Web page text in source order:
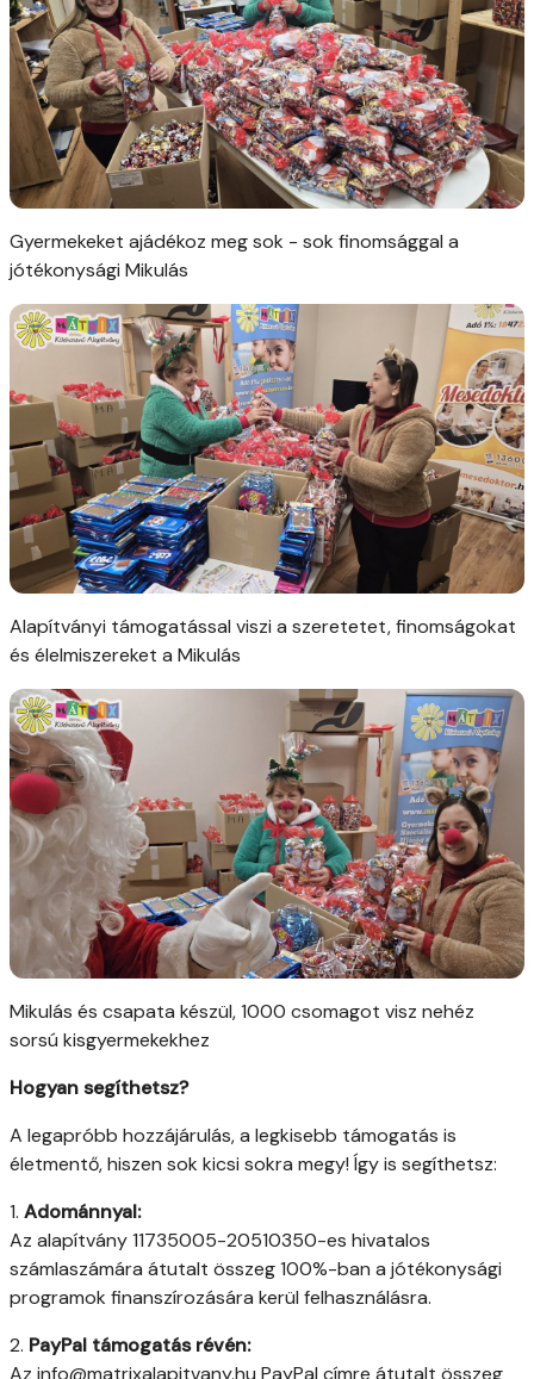
Gyermekeket ajádékoz meg sok - sok finomsággal a
jótékonysági Mikulás
Alapítványi támogatással viszi a szeretetet, finomságokat
és élelmiszereket a Mikulás
Mikulás és csapata készül, 1000 csomagot visz nehéz
sorsú kisgyermekekhez
Hogyan segíthetsz?
A legapróbb hozzájárulás, a legkisebb támogatás is
életmentő, hiszen sok kicsi sokra megy! Így is segíthetsz:
1. Adománnyal:
Az alapítvány 11735005-20510350-es hivatalos
számlaszámára átutalt összeg 100%-ban a jótékonysági
programok finanszírozására kerül felhasználásra.
2. PayPal támogatás révén: